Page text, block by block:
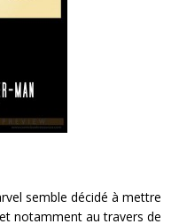
semble décidé à mettre
notamment au travers de